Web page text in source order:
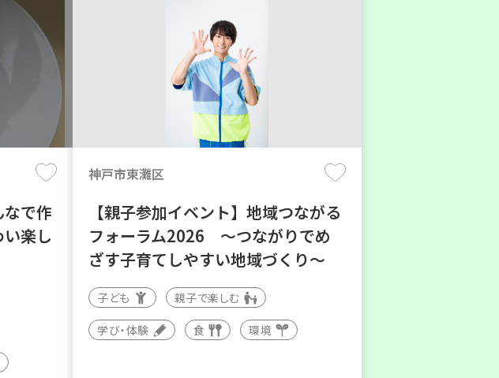
なで作
楽し
神戸市東灘区
【親子参加イベント】地域つながる
フォーラム2026 ～つながりでめ
ざす子育てしやすい地域づくり～
子ども 親子で楽しむ
学び・体験 食 環境